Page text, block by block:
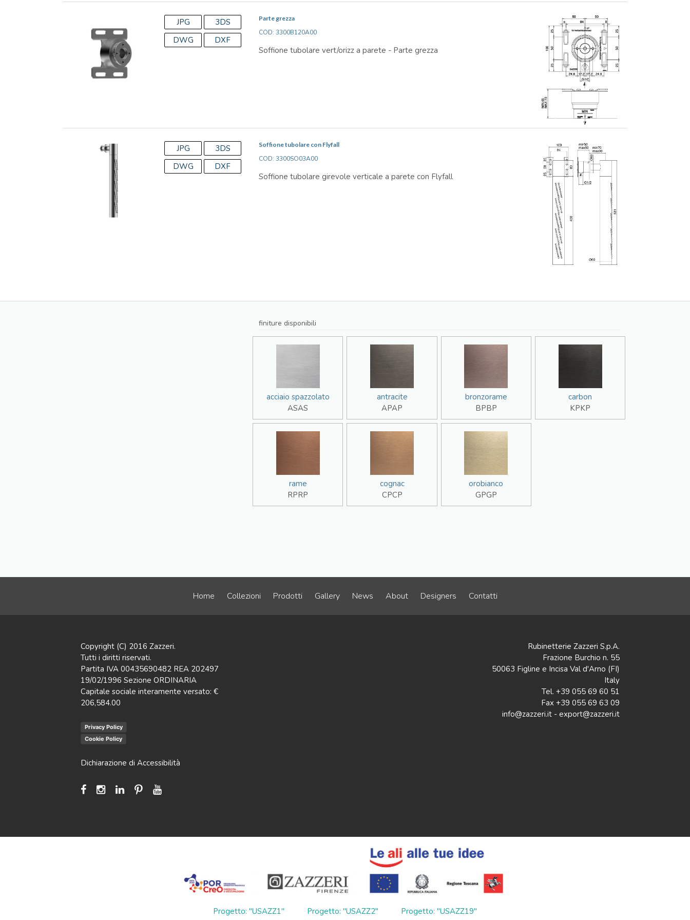
JPG
3DS
DWG
DXF
Parte grezza
COD: 3300B120A00
Soffione tubolare vert/orizz a parete - Parte grezza
JPG
3DS
DWG
DXF
Soffione tubolare con Flyfall
COD: 3300SO03A00
Soffione tubolare girevole verticale a parete con Flyfall
finiture disponibili
acciaio spazzolato
ASAS
antracite
APAP
bronzorame
BPBP
carbon
KPKP
rame
RPRP
cognac
CPCP
orobianco
GPGP
Home Collezioni Prodotti Gallery News About Designers Contatti
Copyright (C) 2016 Zazzeri.
Tutti i diritti riservati.
Partita IVA 00435690482 REA 202497
19/02/1996 Sezione ORDINARIA
Capitale sociale interamente versato: €
206,584.00
Privacy Policy
Cookie Policy
Dichiarazione di Accessibilità
Rubinetterie Zazzeri S.p.A.
Frazione Burchio n. 55
50063 Figline e Incisa Val d'Arno (FI)
Italy
Tel. +39 055 69 60 51
Fax +39 055 69 63 09
info@zazzeri.it - export@zazzeri.it
Progetto: "USAZZ1" Progetto: "USAZZ2" Progetto: "USAZZ19"